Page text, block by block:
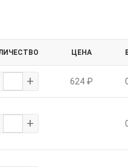
ЦЕНА
+ 624 ₽
+